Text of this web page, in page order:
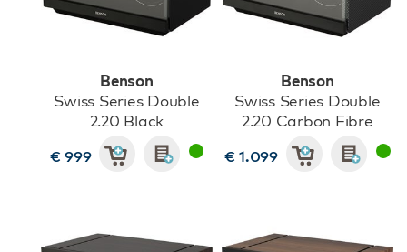
Benson
Swiss Series Double
2.20 Black
€ 999
Benson
Swiss Series Double
2.20 Carbon Fibre
€ 1.099